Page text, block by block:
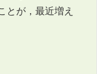
とが，最近増え